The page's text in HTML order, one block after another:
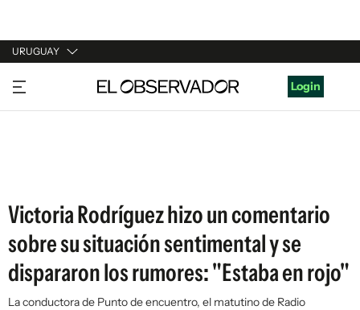
URUGUAY
URUGUAY
ARGENTINA
Login
Victoria Rodríguez hizo un comentario
sobre su situación sentimental y se
dispararon los rumores: "Estaba en rojo"
La conductora de Punto de encuentro, el matutino de Radio